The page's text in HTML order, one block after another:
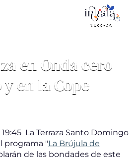
en Onda cero
en la Cope
La Terraza Santo Domingo
programa "La Brújula de
de las bondades de este